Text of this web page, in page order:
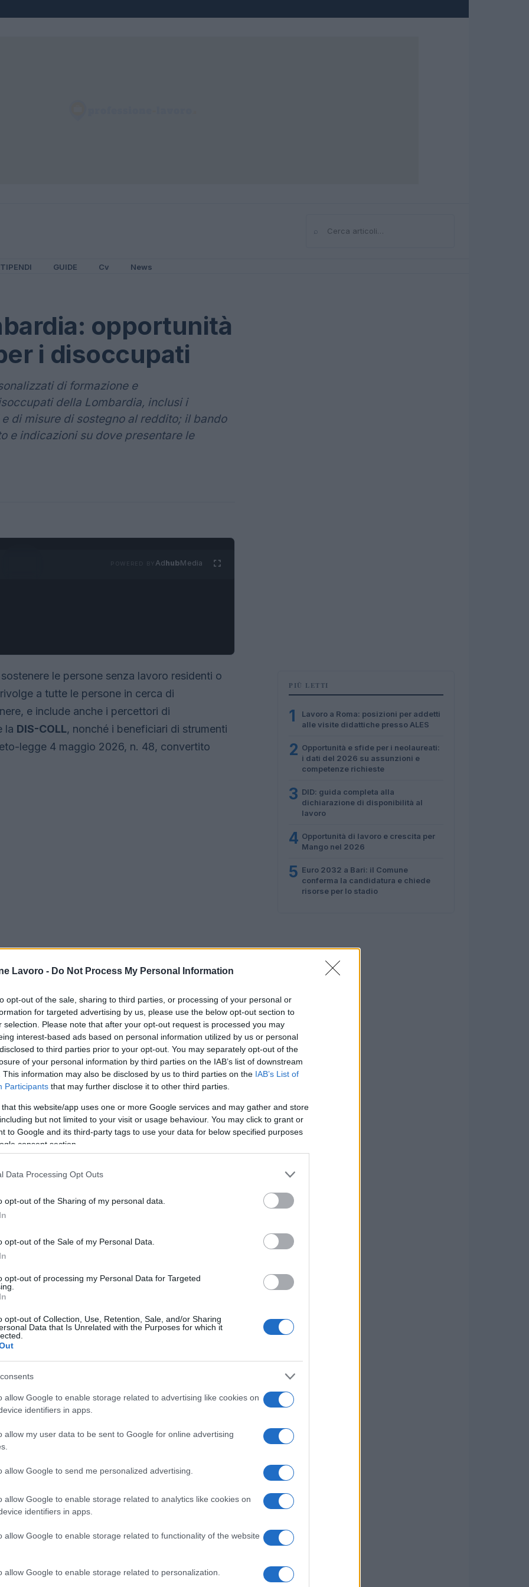
Lavoro - Do Not Process My Personal Information
opt-out of the sale, sharing to third parties, or processing of your personal or
for targeted advertising by us, please use the below opt-out section to
selection. Please note that after your opt-out request is processed you may
interest-based ads based on personal information utilized by us or personal
to third parties prior to your opt-out. You may separately opt-out of the
of your personal information by third parties on the IAB’s list of downstream
This information may also be disclosed by us to third parties on the IAB’s List of
Participants that may further disclose it to other third parties.
that this website/app uses one or more Google services and may gather and store
but not limited to your visit or usage behaviour. You may click to grant or
to Google and its third-party tags to use your data for below specified purposes
consent section.
Data Processing Opt Outs
opt-out of the Sharing of my personal data.
opt-out of the Sale of my Personal Data.
opt-out of processing my Personal Data for Targeted
opt-out of Collection, Use, Retention, Sale, and/or Sharing
Data that Is Unrelated with the Purposes for which it
allow Google to enable storage related to advertising like cookies on
identifiers in apps.
allow my user data to be sent to Google for online advertising
allow Google to send me personalized advertising.
allow Google to enable storage related to analytics like cookies on
identifiers in apps.
allow Google to enable storage related to functionality of the website
allow Google to enable storage related to personalization.
⌕Cerca
GUIDE Cv News
opportunità
i disoccupati
di formazione e
della Lombardia, inclusi i
di misure di sostegno al reddito; il bando
e indicazioni su dove presentare le
AdhubMedia
le persone senza lavoro residenti o
a tutte le persone in cerca di
e include anche i percettori di
la DIS-COLL, nonché i beneficiari di strumenti
legge 4 maggio 2026, n. 48, convertito
le persone, comprese quelle in
un percorso che migliori le loro competenze
mercato del lavoro. Il progetto pone al
proponendo percorsi costruiti sulle esigenze
dotale, l’avviso propone un
e i bisogni di ciascun partecipante.
e servizi per il lavoro in modo integrato
di esito occupazionale.
e privati accreditati e, se necessario,
è creare un’offerta che favorisca la
orientamento, accompagnamento alla
incentivi legati al risultato occupazionale.
PIÙ LETTI
1
Lavoro a Roma: posizioni per addetti
alle visite didattiche presso ALES
2 Opportunità e sfide per i neolaureati:
i dati del 2026 su assunzioni e
competenze richieste
3 DID: guida completa alla
dichiarazione di disponibilità al
lavoro
4 Opportunità di lavoro e crescita per
Mango nel 2026
5 Euro 2032 a Bari: il Comune
conferma la candidatura e chiede
risorse per lo stadio